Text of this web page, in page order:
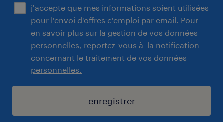
j'accepte que mes informations soient utilisées
pour l'envoi d'offres d'emploi par email. Pour
en savoir plus sur la gestion de vos données
personnelles, reportez-vous à la notification
concernant le traitement de vos données
personnelles.
enregistrer